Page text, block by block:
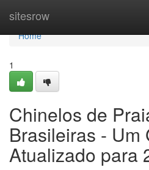
sitesrow
Home
Home
1
Chinelos de
Brasileiras - Um
Atualizado para